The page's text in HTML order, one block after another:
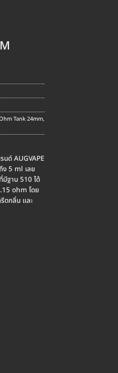
Tank 24mm,
นด์ AUGVAPE
ง 5 ml เลย
มีฐาน 510 ได้
ohm โดย
ดกลิ่น และ